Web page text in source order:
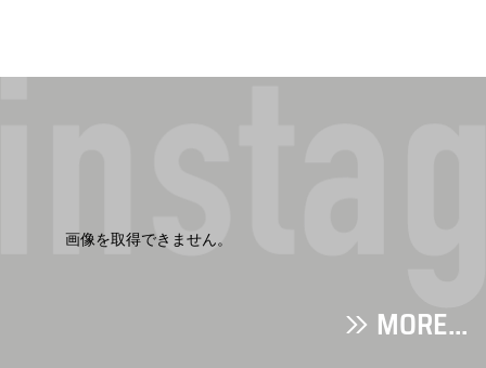
画像を取得できません。
MORE...